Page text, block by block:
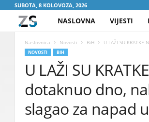
SUBOTA, 8 KOLOVOZA, 2026
A
S
E
NASLOVNA VIJESTI
Naslovnica Novosti BiH U LAŽI SU
NOVOSTI BIH
U LAŽI SU
dotaknuo dno,
slagao za napad